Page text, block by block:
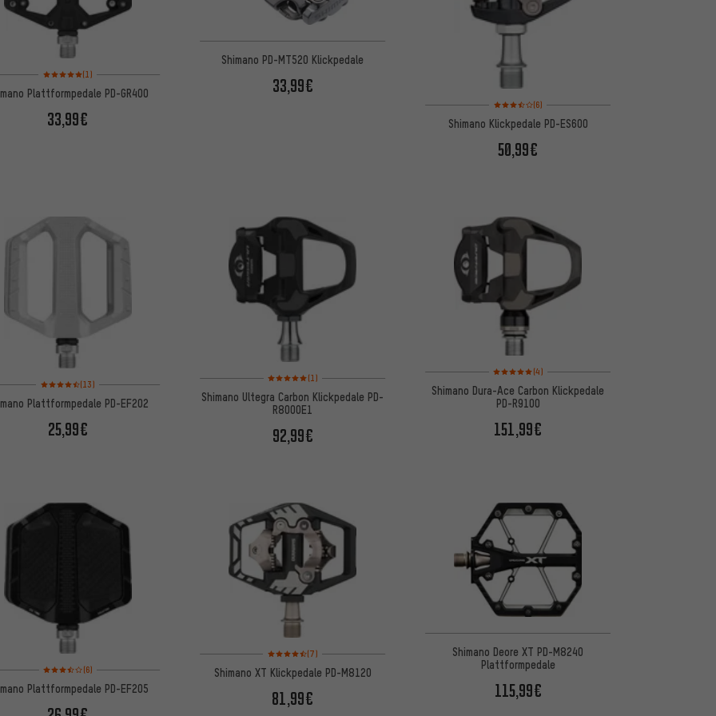
Bewertungen: 5 von 5 basierend auf 1 Bewertungen
(1)
Plattformpedale PD-GR400
33,99€
Shimano PD-MT520 Klickpedale
33,99€
Bewertungen: 3,5 von 5 basierend auf 6 Bewertungen
(6)
Shimano Klickpedale PD-ES600
50,99€
Bewertungen: 4,5 von 5 basierend auf 13 Bewertungen
(13)
Plattformpedale PD-EF202
25,99€
Bewertungen: 5 von 5 basierend auf 1 Bewertungen
(1)
Shimano Ultegra Carbon Klickpedale PD-
R8000E1
92,99€
Bewertungen: 5 von 5 basierend auf 4 Bewertungen
(4)
Shimano Dura-Ace Carbon Klickpedale
PD-R9100
151,99€
Bewertungen: 3,5 von 5 basierend auf 6 Bewertungen
(6)
Plattformpedale PD-EF205
Bewertungen: 4,5 von 5 basierend auf 7 Bewertungen
(7)
Shimano XT Klickpedale PD-M8120
81,99€
Shimano Deore XT PD-M8240
Plattformpedale
115,99€